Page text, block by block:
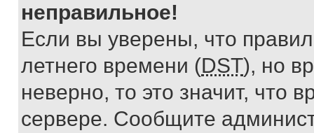
неправильное!
Если вы уверены, что
летнего времени (DST), но
неверно, то это значит, что
сервере. Сообщите